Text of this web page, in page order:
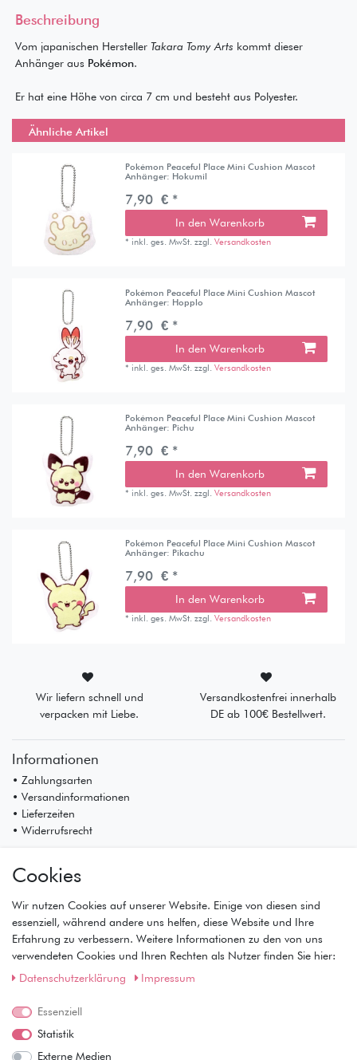
Beschreibung
Vom japanischen Hersteller Takara Tomy Arts kommt dieser
Anhänger aus Pokémon.
Er hat eine Höhe von circa 7 cm und besteht aus Polyester.
Ähnliche Artikel
Pokémon Peaceful Place Mini Cushion Mascot
Anhänger: Hokumil
7,90 € *
In den Warenkorb
* inkl. ges. MwSt. zzgl.Versandkosten
Pokémon Peaceful Place Mini Cushion Mascot
Anhänger: Hopplo
7,90 € *
In den Warenkorb
* inkl. ges. MwSt. zzgl.Versandkosten
Pokémon Peaceful Place Mini Cushion Mascot
Anhänger: Pichu
7,90 € *
In den Warenkorb
* inkl. ges. MwSt. zzgl.Versandkosten
Pokémon Peaceful Place Mini Cushion Mascot
Anhänger: Pikachu
7,90 € *
In den Warenkorb
* inkl. ges. MwSt. zzgl.Versandkosten
Wir liefern schnell und
verpacken mit Liebe.
Versandkostenfrei innerhalb
DE ab 100€ Bestellwert.
Informationen
• Zahlungsarten
• Versandinformationen
• Lieferzeiten
• Widerrufsrecht
• Registrierung
• Warenkorb
• Kasse
• Wunschliste
Service
• Datenschutz
• AGB
• Impressum
Cookies
Wir nutzen Cookies auf unserer Website. Einige von diesen sind
essenziell, während andere uns helfen, diese Website und Ihre
Erfahrung zu verbessern. Weitere Informationen zu den von uns
verwendeten Cookies und Ihren Rechten als Nutzer finden Sie hier:
Daten­schutz­erklärung
Impressum
Essenziell
Statistik
Externe Medien